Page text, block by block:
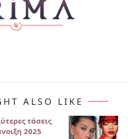
ALSO LIKE
τάσεις
2025